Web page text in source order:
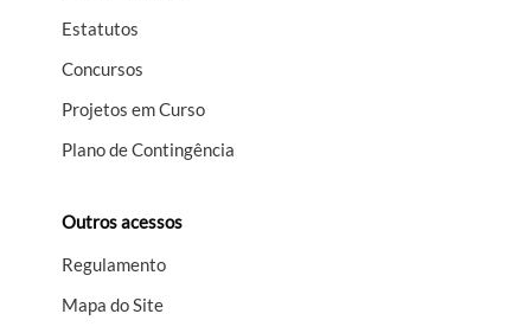
Estatutos
Concursos
Projetos em Curso
Plano de Contingência
Outros acessos
Regulamento
Mapa do Site